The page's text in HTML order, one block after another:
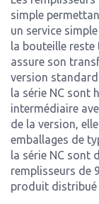
simple
un service
la bouteille reste
assure son
version standard
la série NC sont
intermédiaire
de la version,
emballages de
la série NC sont
remplisseurs de
produit distribué